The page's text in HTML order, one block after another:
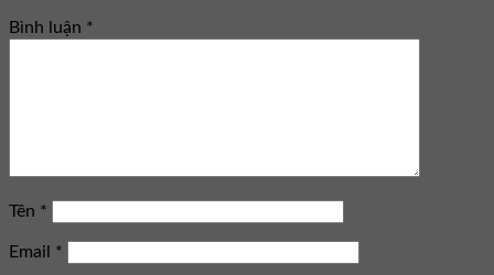
Bình luận *
Tên *
Email *